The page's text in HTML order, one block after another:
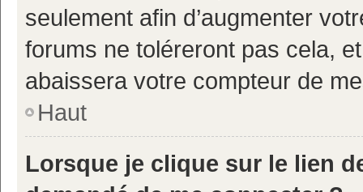
seulement afin d’augmenter
forums ne toléreront pas cela,
abaissera votre compteur de
Haut
Lorsque je clique sur le lien